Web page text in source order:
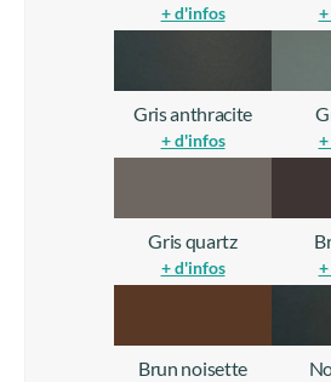
+ d'infos
Gris anthracite
+ d'infos
Gris quartz
+ d'infos
Brun noisette